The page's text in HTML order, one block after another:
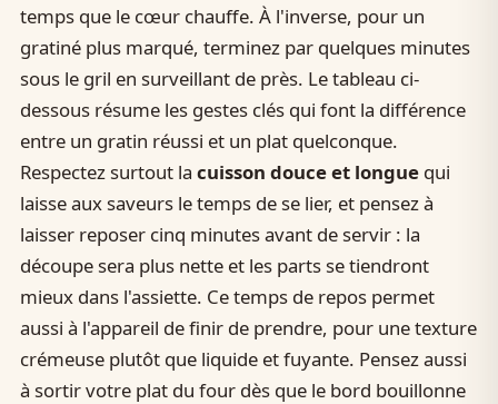
temps que le cœur chauffe. À l'inverse, pour un
gratiné plus marqué, terminez par quelques minutes
sous le gril en surveillant de près. Le tableau ci-
dessous résume les gestes clés qui font la différence
entre un gratin réussi et un plat quelconque.
Respectez surtout la cuisson douce et longuequi
laisse aux saveurs le temps de se lier, et pensez à
laisser reposer cinq minutes avant de servir : la
découpe sera plus nette et les parts se tiendront
mieux dans l'assiette. Ce temps de repos permet
aussi à l'appareil de finir de prendre, pour une texture
crémeuse plutôt que liquide et fuyante. Pensez aussi
à sortir votre plat du four dès que le bord bouillonne